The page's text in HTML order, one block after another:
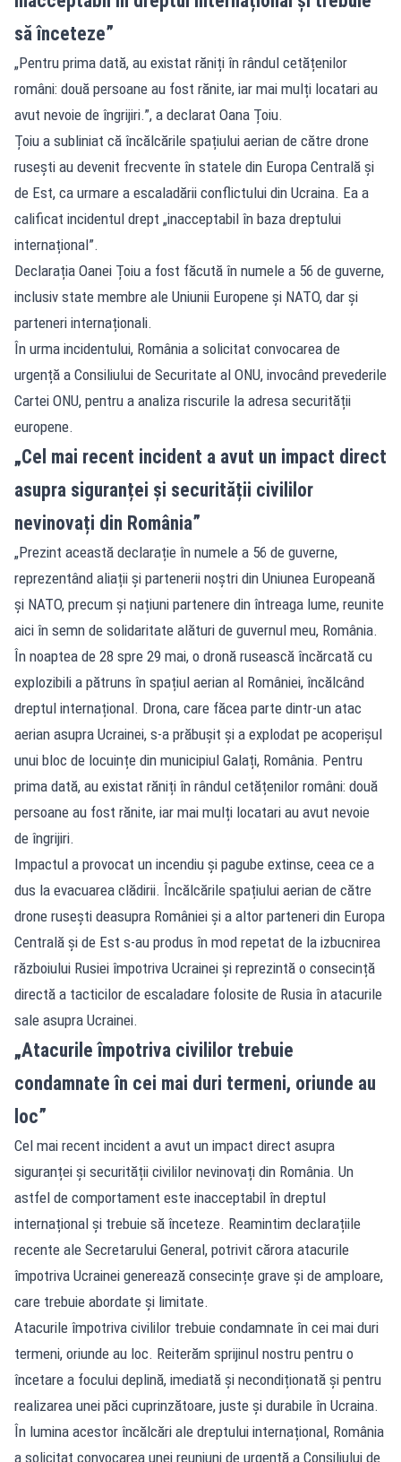
să înceteze”
„Pentru prima dată, au existat răniți în rândul cetățenilor
români: două persoane au fost rănite, iar mai mulți locatari au
avut nevoie de îngrijiri.”, a declarat Oana Țoiu.
Țoiu a subliniat că încălcările spațiului aerian de către drone
rusești au devenit frecvente în statele din Europa Centrală și
de Est, ca urmare a escaladării conflictului din Ucraina. Ea a
calificat incidentul drept „inacceptabil în baza dreptului
internațional”.
Declarația Oanei Țoiu a fost făcută în numele a 56 de guverne,
inclusiv state membre ale Uniunii Europene și NATO, dar și
parteneri internaționali.
În urma incidentului, România a solicitat convocarea de
urgență a Consiliului de Securitate al ONU, invocând prevederile
Cartei ONU, pentru a analiza riscurile la adresa securității
europene.
„Cel mai recent incident a avut un impact direct
asupra siguranței și securității civililor
nevinovați din România”
„Prezint această declarație în numele a 56 de guverne,
reprezentând aliații și partenerii noștri din Uniunea Europeană
și NATO, precum și națiuni partenere din întreaga lume, reunite
aici în semn de solidaritate alături de guvernul meu, România.
În noaptea de 28 spre 29 mai, o dronă rusească încărcată cu
explozibili a pătruns în spațiul aerian al României, încălcând
dreptul internațional. Drona, care făcea parte dintr-un atac
aerian asupra Ucrainei, s-a prăbușit și a explodat pe acoperișul
unui bloc de locuințe din municipiul Galați, România. Pentru
prima dată, au existat răniți în rândul cetățenilor români: două
persoane au fost rănite, iar mai mulți locatari au avut nevoie
de îngrijiri.
Impactul a provocat un incendiu și pagube extinse, ceea ce a
dus la evacuarea clădirii. Încălcările spațiului aerian de către
drone rusești deasupra României și a altor parteneri din Europa
Centrală și de Est s-au produs în mod repetat de la izbucnirea
războiului Rusiei împotriva Ucrainei și reprezintă o consecință
directă a tacticilor de escaladare folosite de Rusia în atacurile
sale asupra Ucrainei.
„Atacurile împotriva civililor trebuie
condamnate în cei mai duri termeni, oriunde au
loc”
Cel mai recent incident a avut un impact direct asupra
siguranței și securității civililor nevinovați din România. Un
astfel de comportament este inacceptabil în dreptul
internațional și trebuie să înceteze. Reamintim declarațiile
recente ale Secretarului General, potrivit cărora atacurile
împotriva Ucrainei generează consecințe grave și de amploare,
care trebuie abordate și limitate.
Atacurile împotriva civililor trebuie condamnate în cei mai duri
termeni, oriunde au loc. Reiterăm sprijinul nostru pentru o
încetare a focului deplină, imediată și necondiționată și pentru
realizarea unei păci cuprinzătoare, juste și durabile în Ucraina.
În lumina acestor încălcări ale dreptului internațional, România
a solicitat convocarea unei reuniuni de urgență a Consiliului de